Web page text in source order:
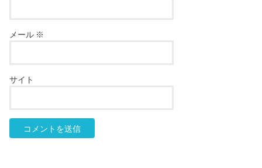
メール ※
サイト